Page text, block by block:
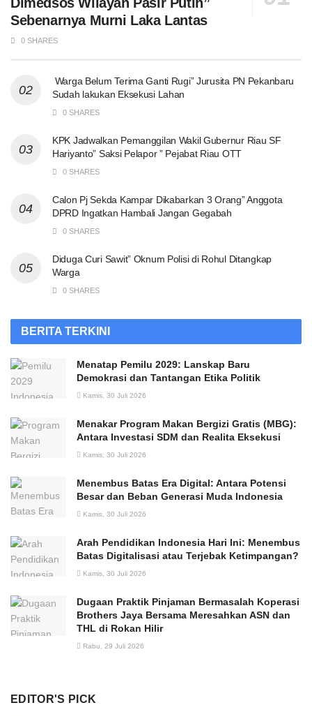
Dimedsos Wilayah Pasir Putih”
Sebenarnya Murni Laka Lantas
0 SHARES
Warga Belum Terima Ganti Rugi” Jurusita PN Pekanbaru
Sudah lakukan Eksekusi Lahan
0 SHARES
KPK Jadwalkan Pemanggilan Wakil Gubernur Riau SF
Hariyanto” Saksi Pelapor ” Pejabat Riau OTT
0 SHARES
Calon Pj Sekda Kampar Dikabarkan 3 Orang” Anggota
DPRD Ingatkan Hambali Jangan Gegabah
0 SHARES
Diduga Curi Sawit” Oknum Polisi di Rohul Ditangkap
Warga
0 SHARES
BERITA TERKINI
Menatap Pemilu 2029: Lanskap Baru
Demokrasi dan Tantangan Etika Politik
Kamis, 30 Juli 2026
Menakar Program Makan Bergizi Gratis (MBG):
Antara Investasi SDM dan Realita Eksekusi
Kamis, 30 Juli 2026
Menembus Batas Era Digital: Antara Potensi
Besar dan Beban Generasi Muda Indonesia
Kamis, 30 Juli 2026
Arah Pendidikan Indonesia Hari Ini: Menembus
Batas Digitalisasi atau Terjebak Ketimpangan?
Kamis, 30 Juli 2026
Dugaan Praktik Pinjaman Bermasalah Koperasi
Brothers Jaya Bersama Meresahkan ASN dan
THL di Rokan Hilir
Rabu, 29 Juli 2026
EDITOR'S PICK